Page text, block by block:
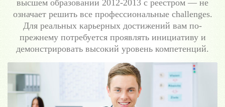
высшем образовании 2012-2013 с реестром — не
означает решить все профессиональные challenges.
Для реальных карьерных достижений вам по-
прежнему потребуется проявлять инициативу и
демонстрировать высокий уровень компетенций.